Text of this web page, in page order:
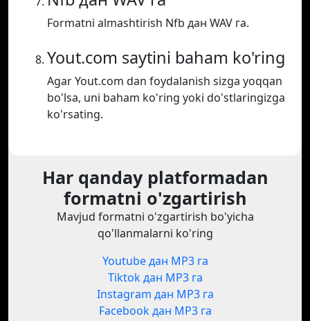
Formatni almashtirish Nfb дан WAV га.
Yout.com saytini baham ko'ring
Agar Yout.com dan foydalanish sizga yoqqan
bo'lsa, uni baham ko'ring yoki do'stlaringizga
ko'rsating.
Har qanday platformadan
formatni o'zgartirish
Mavjud formatni o'zgartirish bo'yicha
qo'llanmalarni ko'ring
Youtube дан MP3 га
Tiktok дан MP3 га
Instagram дан MP3 га
Facebook дан MP3 га